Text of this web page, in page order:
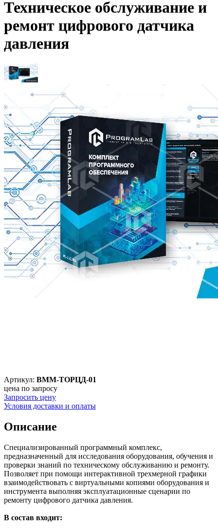
Техническое обслуживание и
ремонт цифрового датчика
давления
Артикул: ВММ-ТОРЦД-01
цена по запросу
Запросить цену
Условия доставки и оплаты
Описание
Специализированный программный комплекс,
предназначенный для исследования оборудования, обучения и
проверки знаний по техническому обслуживанию и ремонту.
Позволяет при помощи интерактивной трехмерной графики
взаимодействовать с виртуальными копиями оборудования и
инструмента выполняя эксплуатационные сценарии по
ремонту цифрового датчика давления.
В состав входит: